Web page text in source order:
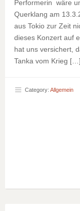
Performerin wäre
Querklang am
aus Tokio zur Zeit
dieses Konzert auf
hat uns versichert,
Tanka vom Krieg […]
Category: Allgemein